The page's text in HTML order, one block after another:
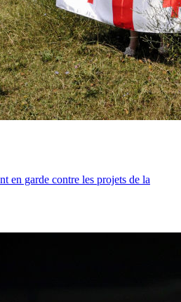
en garde contre les projets de la